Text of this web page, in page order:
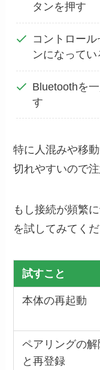
タンを押す
コントロー
ンになって
Bluetoothを
す
特に人混みや移
切れやすいので
もし接続が頻繁
を試してみてくだ
試すこと
本体の再起動
ペアリングの解
と再登録